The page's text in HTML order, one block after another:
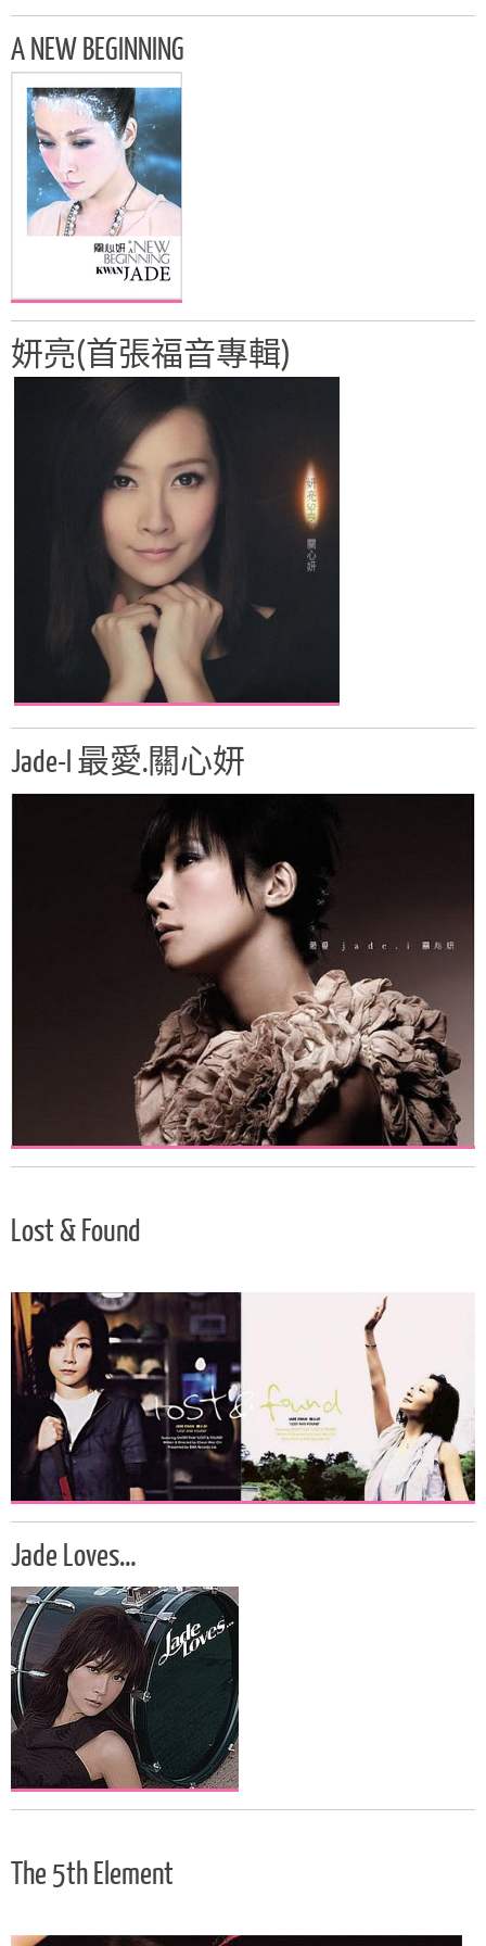
A NEW BEGINNING
妍亮(首張福音專輯)
Jade-I 最愛.關心妍
Lost & Found
Jade Loves…
The 5th Element